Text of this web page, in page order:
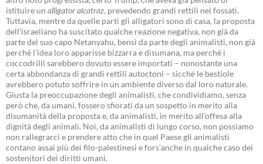
istituire un alligator alcatraz, prevedendo grandi rettili nei fossati.
Tuttavia, mentre da quelle parti gli alligatori sono di casa, la proposta
dell’israeliano ha suscitato qualche reazione negativa, non già da
parte del suo capo Netanyahu, bensì da parte degli animalisti, non già
perché l’idea loro apparisse bizzarra e disumana, ma perché i
coccodrilli sarebbero dovuto essere importati – nonostante una
certa abbondanza di grandi rettili autoctoni – sicché le bestiole
avrebbero potuto soffrire in un ambiente diverso dal loro naturale.
Giusta la preoccupazione degli animalisti, che condividiamo, senza
però che, da umani, fossero sfiorati da un sospetto in merito alla
disumanità della proposta e, da animalisti, in merito all’offesa alla
dignità degli animali. Noi, da animalisti di lungo corso, non possiamo
non rallegrarci e prendere atto che in quel Paese gli animalisti
contano assai più dei filo-palestinesi e fors’anche in qualche caso dei
sostenitori dei diritti umani.